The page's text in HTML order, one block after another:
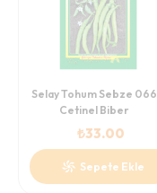
Selay Tohum Sebze 066
Cetinel Biber
₺33.00
Sepete Ekle